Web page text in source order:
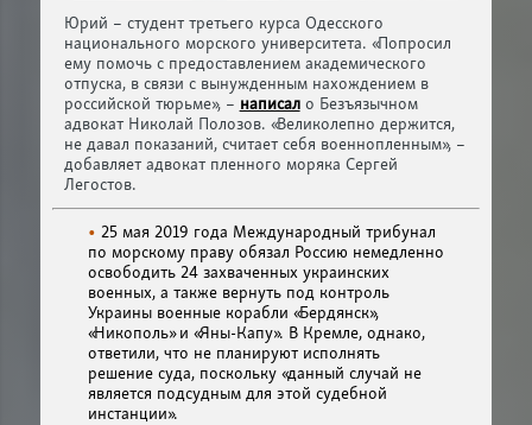
Юрий – студент третьего курса Одесского
национального морского университета. «Попросил
ему помочь с предоставлением академического
отпуска, в связи с вынужденным нахождением в
российской тюрьме», – написало Безъязычном
адвокат Николай Полозов. «Великолепно держится,
не давал показаний, считает себя военнопленным», –
добавляет адвокат пленного моряка Сергей
Легостов.
25 мая 2019 года Международный трибунал
по морскому праву обязал Россию немедленно
освободить 24 захваченных украинских
военных, а также вернуть под контроль
Украины военные корабли «Бердянск»,
«Никополь» и «Яны-Капу». В Кремле, однако,
ответили, что не планируют исполнять
решение суда, поскольку «данный случай не
является подсудным для этой судебной
инстанции».